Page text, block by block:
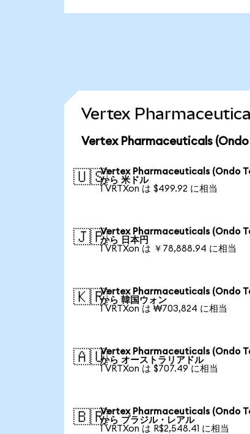
Vertex
Vertex Pharmaceuticals (Ondo
🇺🇸Vertex Pharmaceuticals (Ondo
から 米ドル
1 VRTXon は $499.92 に相当
🇯🇵Vertex Pharmaceuticals (Ondo
から 日本円
1 VRTXon は ￥78,888.94 に相当
🇰🇷Vertex Pharmaceuticals (Ondo
から 韓国ウォン
1 VRTXon は ₩703,824 に相当
🇦🇺Vertex Pharmaceuticals (Ondo
から オーストラリアドル
1 VRTXon は $707.49 に相当
🇧🇷Vertex Pharmaceuticals (Ondo
から ブラジル・レアル
1 VRTXon は R$2,548.41 に相当